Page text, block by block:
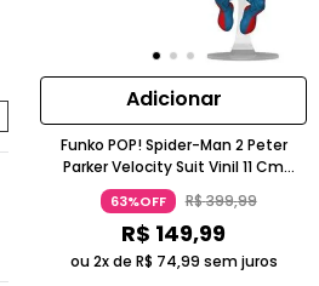
Adicionar
Funko POP! Spider-Man 2 Peter
Parker Velocity Suit Vinil 11 Cm
Marvel
63%OFF R$399,99
R$ 149,99
ou 2x de R$ 74,99 sem juros